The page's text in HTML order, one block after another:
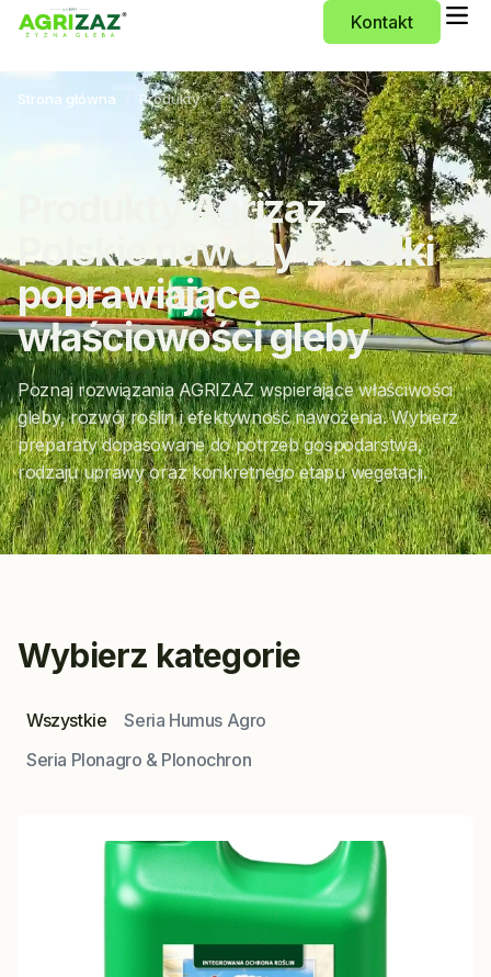
Kontakt
Strona główna Produkty
Produkty Agrizaz -
Polskie nawozy i środki
poprawiające
właściowości gleby
Poznaj rozwiązania AGRIZAZ wspierające właściwości
gleby, rozwój roślin i efektywność nawożenia. Wybierz
preparaty dopasowane do potrzeb gospodarstwa,
rodzaju uprawy oraz konkretnego etapu wegetacji.
Wybierz kategorie
Seria Humus Agro
Seria Plonagro & Plonochron
Wszystkie